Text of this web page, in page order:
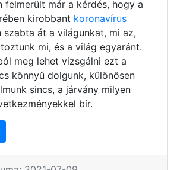
felmerült már a kérdés, hogy a
kirobbant koronavírus
szabta át a világunkat, mi az,
mi, és a világ egyaránt.
meg lehet vizsgálni ezt a
könnyű dolgunk, különösen
sincs, a járvány milyen
bír.